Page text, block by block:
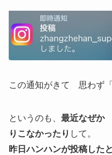
この通知がきて 思わず「
というのも、 最近なぜか
りこなかったり して。
昨日ハンハンが投稿した